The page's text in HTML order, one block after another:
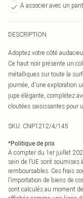
À associer avec un
DESCRIPTION
Adoptez votre côté
Ce haut noir présente un
métalliques sur toute la
journée, d'une exploration
jupe élégante, complétez
cloutées saisissantes pour
SKU: CNP1212/4/145
*Politique de prix
À compter du 1er juillet
sein de l’UE sont
remboursables. Ces frais
l’importation de biens de
sont calculés au moment